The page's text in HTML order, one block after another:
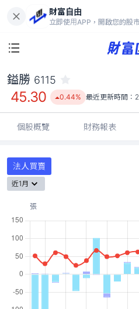
財富自由
立即使用APP，開啟您的股
45.30
鎰勝 6115
45.30 0.44% 最近更新時間：
個股概覽 財務報表
法人買賣
近1月